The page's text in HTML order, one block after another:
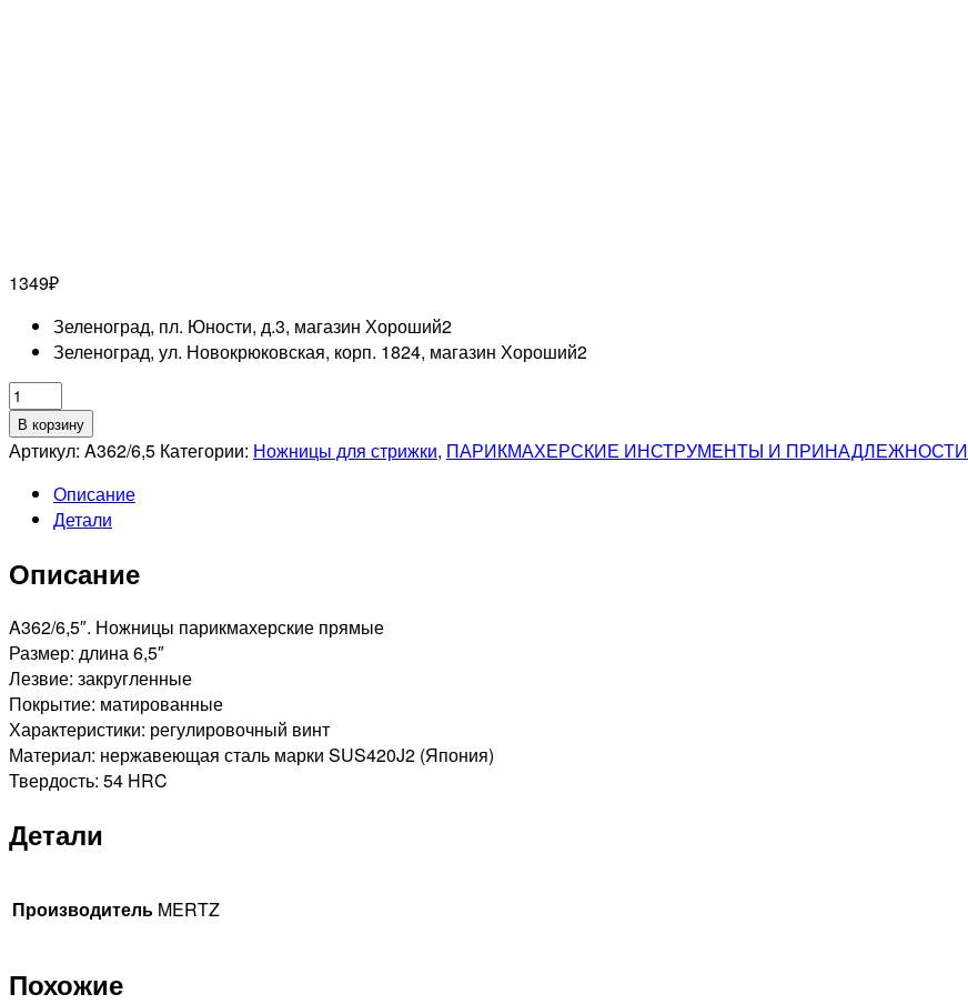
1349₽
Зеленоград, пл. Юности, д.3, магазин Хороший2
Зеленоград, ул. Новокрюковская, корп. 1824, магазин Хороший2
Количество
товара
MERTZ
Ножницы
парикмахерские
В корзину
Артикул: A362/6,5 Категории: Ножницы для стрижки, ПАРИКМАХЕРСКИЕ ИНСТРУМЕНТЫ И ПРИНАДЛЕЖНОСТИ
Описание
Детали
Описание
A362/6,5″. Ножницы парикмахерские прямые
Размер: длина 6,5″
Лезвие: закругленные
Покрытие: матированные
Характеристики: регулировочный винт
Материал: нержавеющая сталь марки SUS420J2 (Япония)
Твердость: 54 HRC
Детали
Производитель MERTZ
Похожие